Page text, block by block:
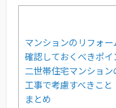
マンションのリフォ
確認しておくべきポイ
二世帯住宅マンショ
工事で考慮すべきこと
まとめ